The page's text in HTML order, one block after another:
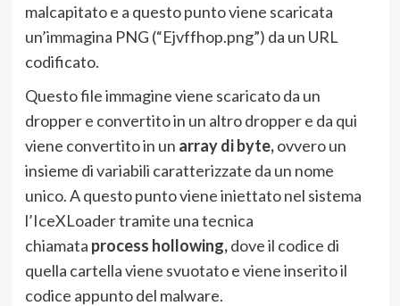
malcapitato e a questo punto viene scaricata
un’immagina PNG (“Ejvffhop.png”) da un URL
codificato.
Questo file immagine viene scaricato da un
dropper e convertito in un altro dropper e da qui
viene convertito in un array di byte,ovvero un
insieme di variabili caratterizzate da un nome
unico. A questo punto viene iniettato nel sistema
l’IceXLoader tramite una tecnica
chiamata process hollowing,dove il codice di
quella cartella viene svuotato e viene inserito il
codice appunto del malware.